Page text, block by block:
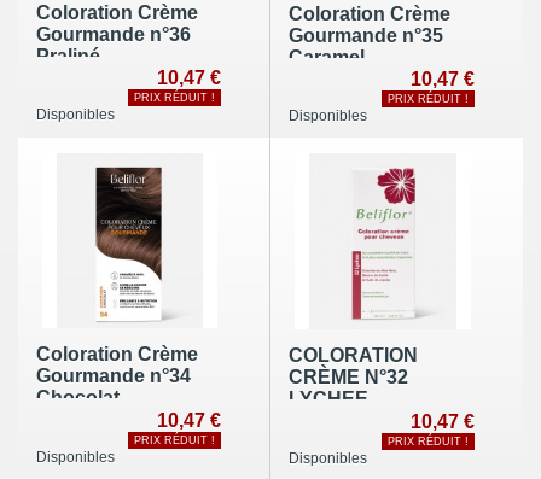
Coloration Crème
Gourmande n°36
Praliné
10,47 €
PRIX RÉDUIT !
Disponibles
Coloration Crème
Gourmande n°35
Caramel
10,47 €
PRIX RÉDUIT !
Disponibles
Coloration Crème
Gourmande n°34
Chocolat
10,47 €
PRIX RÉDUIT !
Disponibles
COLORATION
CRÈME N°32
LYCHEE
10,47 €
PRIX RÉDUIT !
Disponibles